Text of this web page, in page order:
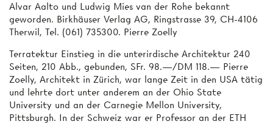
Alvar Aalto und Ludwig Mies van der Rohe bekannt
geworden. Birkhäuser Verlag AG, Ringstrasse 39, CH-4106
Therwil, Tel. (061) 735300. Pierre Zoelly
Terratektur Einstieg in die unterirdische Architektur 240
Seiten, 210 Abb., gebunden, SFr. 98.—/DM 118.— Pierre
Zoelly, Architekt in Zürich, war lange Zeit in den USA tätig
und lehrte dort unter anderem an der Ohio State
University und an der Carnegie Mellon University,
Pittsburgh. In der Schweiz war er Professor an der ETH